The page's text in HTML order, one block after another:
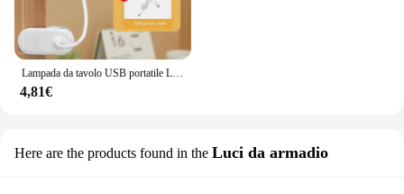
Lampada da tavolo USB portatile Lampada da scrivania ricaricabile con luce notturna da lettura a clip LED Touch 3 modalità Luce di protezione degli occhi con attenuazione
4,81€
Here are the products found in the Luci da armadio